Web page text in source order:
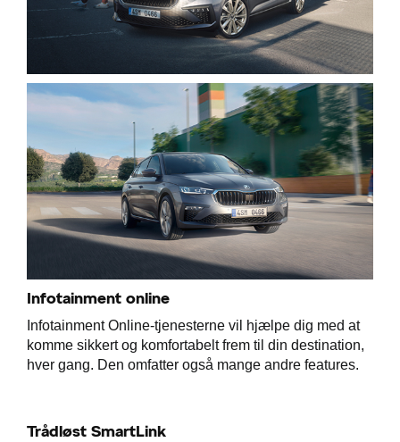
Infotainment online
Infotainment Online-tjenesterne vil hjælpe dig med at
komme sikkert og komfortabelt frem til din destination,
hver gang. Den omfatter også mange andre features.
Trådløst SmartLink